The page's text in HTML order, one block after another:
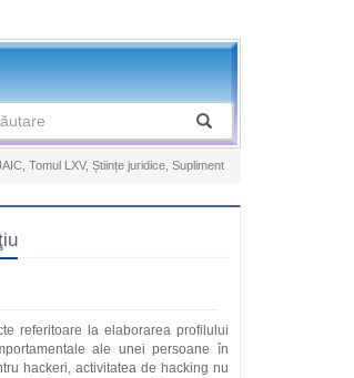
Tomul LXV, Științe juridice, Supliment
referitoare la elaborarea profilului
ale unei persoane în
hackeri, activitatea de hacking nu